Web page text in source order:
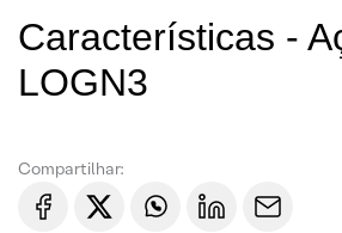
Características -
LOGN3
Compartilhar: